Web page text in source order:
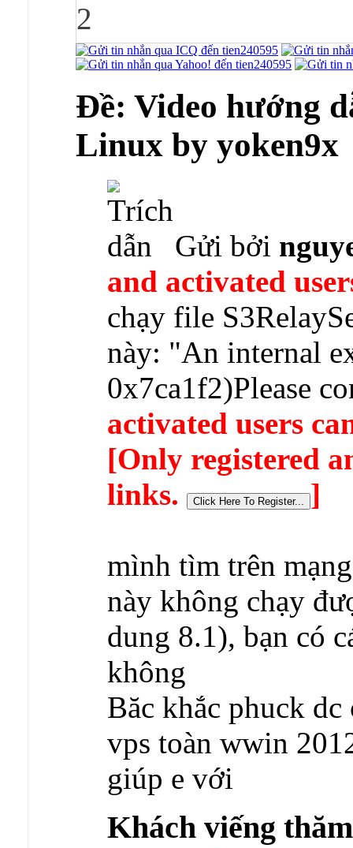
2
Ðề: Video hướng
Linux by yoken9x
Gửi bởi
and activated
chạy file
này: "An internal
0x7ca1f2)Please
activated users
[Only registered
links.
]
mình tìm trên
này không chạy
dung 8.1), bạn có
không
Băc khắc phuck
vps toàn wwin
giúp e với
Khách viếng